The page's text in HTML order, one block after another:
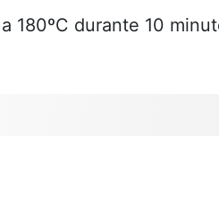
180ºC durante 10